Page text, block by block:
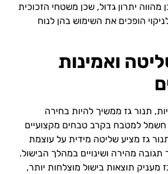
מהווה יתרון גדול, שכן משטחי הזכוכית
הופכים את השימוש בהן לנוח
ואמינות
תנור גז ממשיך להיות בחירה
חשמל למטבח בקרב טבחים מקצועיים
גז מציע שליטה מידית על עוצמת
מהירה ושינויים במהלך הבישול.
מעניק תוצאות בישול מוצלחות יותר,